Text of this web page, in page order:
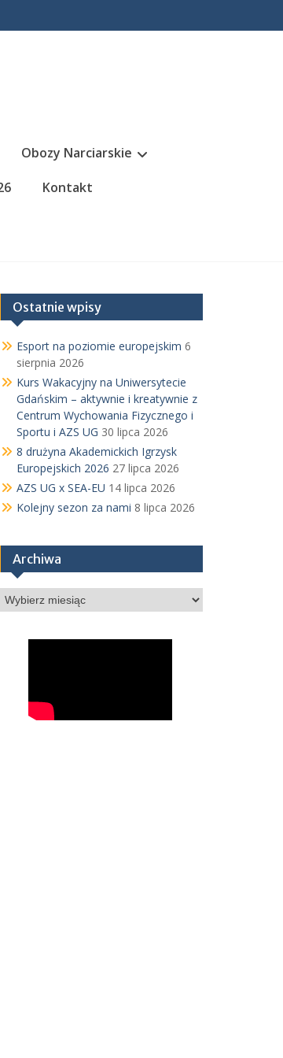
Obozy Narciarskie
Kontakt
Ostatnie wpisy
Esport na poziomie europejskim 6
sierpnia 2026
Kurs Wakacyjny na Uniwersytecie
Gdańskim – aktywnie i kreatywnie z
Centrum Wychowania Fizycznego i
Sportu i AZS UG 30 lipca 2026
8 drużyna Akademickich Igrzysk
Europejskich 2026 27 lipca 2026
AZS UG x SEA-EU 14 lipca 2026
Kolejny sezon za nami 8 lipca 2026
Archiwa
Archiwa